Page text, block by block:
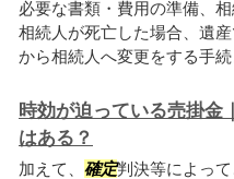
必要な書類・費用の準備、
相続人が死亡した場合、遺
から相続人へ変更をする手
時効が迫っている売掛金
はある？
加えて、 確定判決等によっ